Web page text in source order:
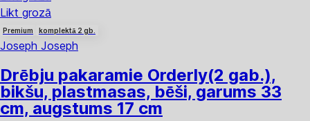
Likt grozā
Premium komplektā 2 gb.
Joseph Joseph
Drēbju pakaramie Orderly(2 gab.),
bikšu, plastmasas, bēši, garums 33
cm, augstums 17 cm